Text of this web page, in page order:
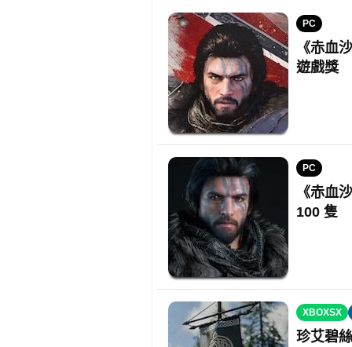
PC
《赤血
遊戲獎
PC
《赤血
100 隻
XBOXSX
珍艾碧